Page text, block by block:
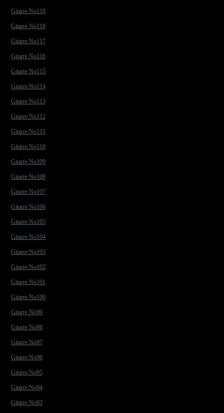
Gitarre No119
Gitarre No118
Gitarre No117
Gitarre No116
Gitarre No115
Gitarre No114
Gitarre No113
Gitarre No112
Gitarre No111
Gitarre No110
Gitarre No109
Gitarre No108
Gitarre No107
Gitarre No106
Gitarre No105
Gitarre No104
Gitarre No103
Gitarre No102
Gitarre No101
Gitarre No100
Gitarre No99
Gitarre No98
Gitarre No97
Gitarre No96
Gitarre No95
Gitarre No94
Gitarre No93